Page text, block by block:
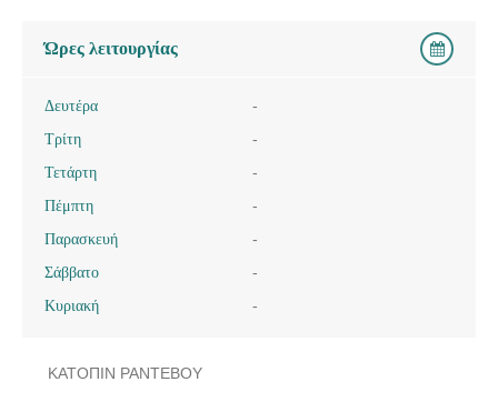
Ώρες λειτουργίας
Δευτέρα
-
Τρίτη
-
Τετάρτη
-
Πέμπτη
-
Παρασκευή
-
Σάββατο
-
Κυριακή
-
ΚΑΤΟΠΙΝ ΡΑΝΤΕΒΟΥ